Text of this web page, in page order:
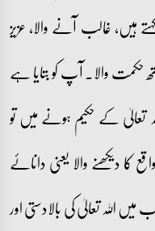
ہیں، غالب آنے والا، عزیز
حکمت والا۔ آپ کو بتایا ہے
تعالیٰ کے حکیم ہونے میں تو
کا دیکھنے والا یعنی دانائے
اللہ تعالیٰ کی بالادستی اور